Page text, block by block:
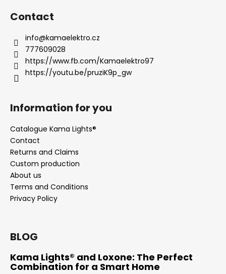
Contact
info@kamaelektro.cz
777609028
https://www.fb.com/Kamaelektro97
https://youtu.be/pruziK9p_gw
Information for you
Catalogue Kama Lights®
Contact
Returns and Claims
Custom production
About us
Terms and Conditions
Privacy Policy
BLOG
Kama Lights® and Loxone: The Perfect
Combination for a Smart Home